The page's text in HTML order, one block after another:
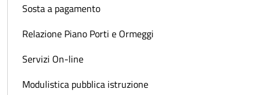
Sosta a pagamento
Relazione Piano Porti e Ormeggi
Servizi On-line
Modulistica pubblica istruzione